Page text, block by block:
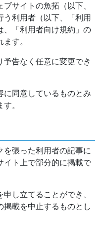
ブサイトの魚拓（以下、
う利用者（以下、「利用
、「利用者向け規約」の
す。
告なく任意に変更でき
に同意しているものとみ
。
を張った利用者の記事に
イト上で部分的に掲載で
し立てることができ、
掲載を中止するものとし